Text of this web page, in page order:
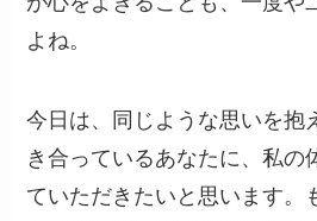
よね。
今日は、同じような思いを抱
き合っているあなたに、私の
ていただきたいと思います。